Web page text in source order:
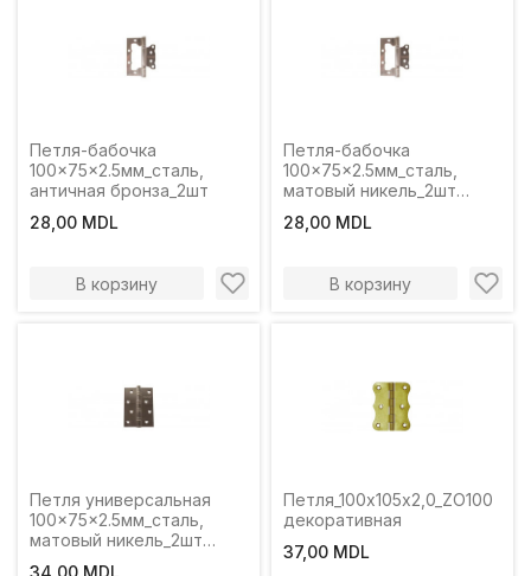
Петля-бабочка
100x75x2.5мм_сталь,
античная бронза_2шт
28,00 MDL
В корзину
Петля-бабочка
100x75x2.5мм_сталь,
матовый никель_2шт
28,00 MDL
В корзину
Петля универсальная
100x75x2.5мм_сталь,
матовый никель_2шт
34,00 MDL
Петля_100х105х2,0_ZO100
декоративная
37,00 MDL